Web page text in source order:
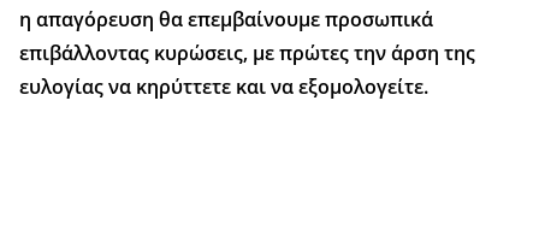
η απαγόρευση θα επεμβαίνουμε προσωπικά
επιβάλλοντας κυρώσεις, με πρώτες την άρση της
ευλογίας να κηρύττετε και να εξομολογείτε.